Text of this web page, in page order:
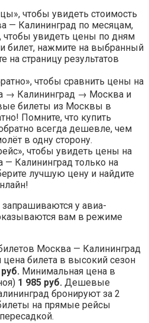
чтобы увидеть стоимость
— Калининград по месяцам,
чтобы увидеть цены по дням
билет, нажмите на выбранный
на страницу результатов
чтобы сравнить цены на
→ Калининград → Москва и
билеты из Москвы в
Помните, что купить
всегда дешевле, чем
в одну сторону.
чтобы увидеть цены на
Калининград только на
лучшую цену и найдите
у авиа­
вам в режиме
Москва — Калининград
цена билета в высокий сезон
Минимальная цена в
1 985 руб. Дешевые
бронируют за 2
на прямые рейсы